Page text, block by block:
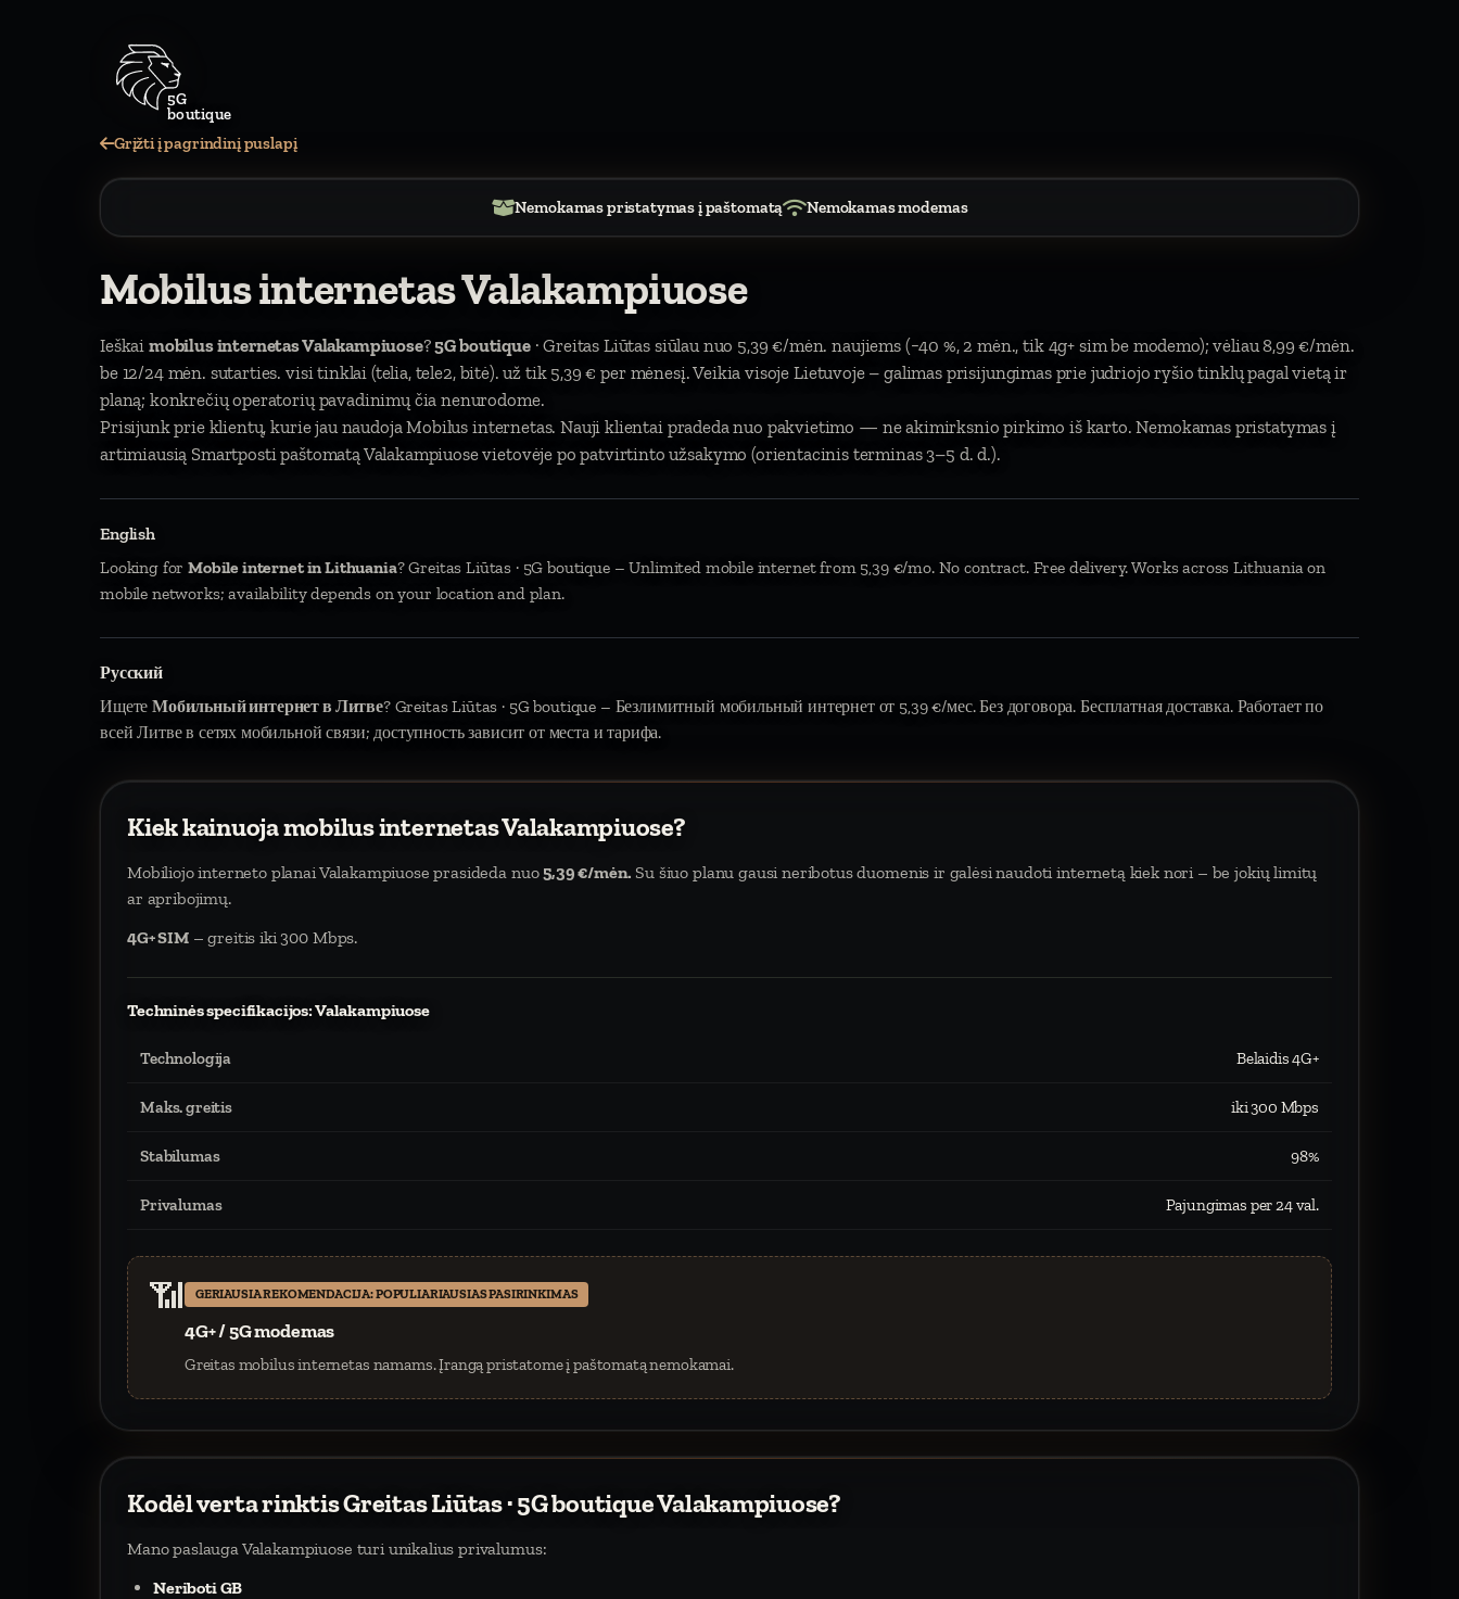
5G
boutique
Grįžti į pagrindinį puslapį
Nemokamas pristatymas į paštomatą Nemokamas modemas
Mobilus internetas Valakampiuose
Ieškai mobilus internetas Valakampiuose?5G boutique· Greitas Liūtas siūlau nuo 5,39 €/mėn. naujiems (−40 %, 2 mėn., tik 4g+ sim be modemo); vėliau 8,99 €/mėn.
be 12/24 mėn. sutarties. visi tinklai (telia, tele2, bitė). už tik 5,39 € per mėnesį. Veikia visoje Lietuvoje – galimas prisijungimas prie judriojo ryšio tinklų pagal vietą ir
planą; konkrečių operatorių pavadinimų čia nenurodome.
Prisijunk prie klientų, kurie jau naudoja Mobilus internetas. Nauji klientai pradeda nuo pakvietimo — ne akimirksnio pirkimo iš karto. Nemokamas pristatymas į
artimiausią Smartposti paštomatą Valakampiuose vietovėje po patvirtinto užsakymo (orientacinis terminas 3–5 d. d.).
English
Looking forMobile internet in Lithuania? Greitas Liūtas · 5G boutique – Unlimited mobile internet from 5,39 €/mo. No contract. Free delivery. Works across Lithuania on
mobile networks; availability depends on your location and plan.
Русский
ИщетеМобильный интернет в Литве? Greitas Liūtas · 5G boutique – Безлимитный мобильный интернет от 5,39 €/мес. Без договора. Бесплатная доставка. Работает по
всей Литве в сетях мобильной связи; доступность зависит от места и тарифа.
Kiek kainuoja mobilus internetas Valakampiuose?
Mobiliojo interneto planai Valakampiuose prasideda nuo5,39 €/mėn. Su šiuo planu gausi neribotus duomenis ir galėsi naudoti internetą kiek nori – be jokių limitų
ar apribojimų.
4G+ SIM– greitis iki 300 Mbps.
Techninės specifikacijos: Valakampiuose
Technologija Belaidis 4G+
Maks. greitis iki 300 Mbps
Stabilumas 98%
Privalumas Pajungimas per 24 val.
📶 GERIAUSIA REKOMENDACIJA: POPULIARIAUSIAS PASIRINKIMAS
4G+ / 5G modemas
Greitas mobilus internetas namams. Įrangą pristatome į paštomatą nemokamai.
Kodėl verta rinktis Greitas Liūtas · 5G boutique Valakampiuose?
Mano paslauga Valakampiuose turi unikalius privalumus:
Neriboti GB